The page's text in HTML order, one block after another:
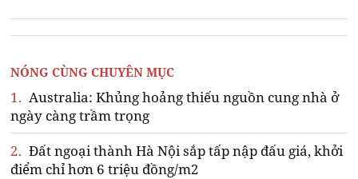
NÓNG CÙNG CHUYÊN MỤC
1. Australia: Khủng hoảng thiếu nguồn cung nhà ở
ngày càng trầm trọng
2. Đất ngoại thành Hà Nội sắp tấp nập đấu giá, khởi
điểm chỉ hơn 6 triệu đồng/m2